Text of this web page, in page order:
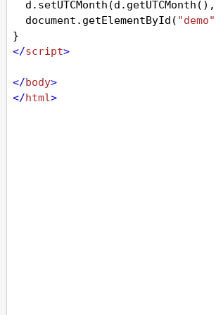
d . setUTCMonth (d . getUTCMonth (),
document . getElementById ( "demo"
}
</script>
</body>
</html>